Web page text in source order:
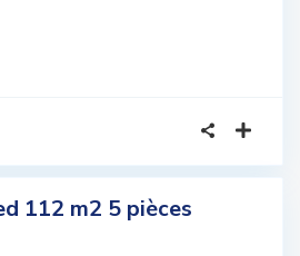
112 m2 5 pièces